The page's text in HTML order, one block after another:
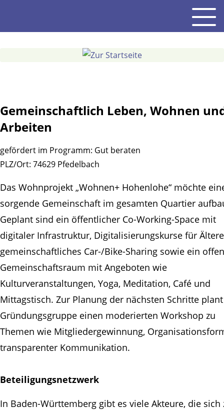
Inhalt
Gemeinschaftlich Leben, Wohnen
Arbeiten
gefördert im Programm: Gut beraten
PLZ/Ort: 74629 Pfedelbach
Das Wohnprojekt „Wohnen+ Hohenlohe“ möchte
sorgende Gemeinschaft im gesamten Quartier
Geplant sind ein öffentlicher Co-Working-Space mit
digitaler Infrastruktur, Digitalisierungskurse für
gemeinschaftliches Car-/Bike-Sharing sowie ein
Gemeinschaftsraum mit Angeboten wie
Kulturveranstaltungen, Yoga, Meditation, Café und
Mittagstisch. Zur Planung der nächsten Schritte
Gründungsgruppe einen moderierten Workshop zu
Themen wie Mitgliedergewinnung,
transparenter Kommunikation.
Beteiligungsnetzwerk
In Baden-Württemberg gibt es viele Akteure, die sich